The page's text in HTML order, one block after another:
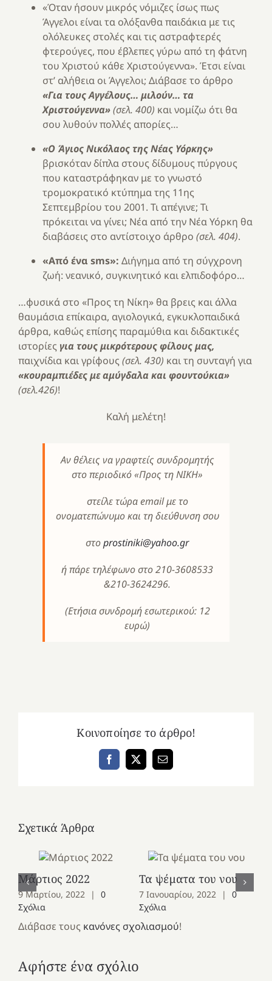
«Όταν ήσουν μικρός νόμιζες ίσως πως
Άγγελοι είναι τα ολόξανθα παιδάκια με τις
ολόλευκες στολές και τις αστραφτερές
φτερούγες, που έβλεπες γύρω από τη φάτνη
του Χριστού κάθε Χριστούγεννα». Έτσι είναι
στ’ αλήθεια οι Άγγελοι; Διάβασε το άρθρο
«Για τους Αγγέλους… μιλούν… τα
Χριστούγεννα»(σελ. 400) και νομίζω ότι θα
σου λυθούν πολλές απορίες…
«Ο Άγιος Νικόλαος της Νέας Υόρκης»
βρισκόταν δίπλα στους δίδυμους πύργους
που καταστράφηκαν με το γνωστό
τρομοκρατικό κτύπημα της 11ης
Σεπτεμβρίου του 2001. Τι απέγινε; Τι
πρόκειται να γίνει; Νέα από την Νέα Υόρκη θα
διαβάσεις στο αντίστοιχο άρθρο (σελ. 404).
«Από ένα sms»: Διήγημα από τη σύγχρονη
ζωή: νεανικό, συγκινητικό και ελπιδοφόρο…
…φυσικά στο «Προς τη Νίκη» θα βρεις και άλλα
θαυμάσια επίκαιρα, αγιολογικά, εγκυκλοπαιδικά
άρθρα, καθώς επίσης παραμύθια και διδακτικές
ιστορίες για τους μικρότερους φίλους μας,
παιχνίδια και γρίφους (σελ. 430) και τη συνταγή για
«κουραμπιέδες με αμύγδαλα και φουντούκια»
(σελ.426)!
Καλή μελέτη!
Αν θέλεις να γραφτείς συνδρομητής
στο περιοδικό «Προς τη ΝΙΚΗ»
στείλε τώραemail με το
ονοματεπώνυμο και τη διεύθυνση σου
στοprostiniki@yahoo.gr
ή πάρε τηλέφωνο στο 210-3608533
&210-3624296.
(Ετήσια συνδρομή εσωτερικού: 12
ευρώ)
Κοινοποίησε το άρθρο!
Facebook
X Email
Σχετικά Άρθρα
Μάρτιος 2022
9 Μαρτίου, 2022 |
0
Σχόλια
Τα ψέματα του νου
7 Ιανουαρίου, 2022 |
0
Σχόλια
Διάβασε τους κανόνες σχολιασμού!
Αφήστε ένα σχόλιο